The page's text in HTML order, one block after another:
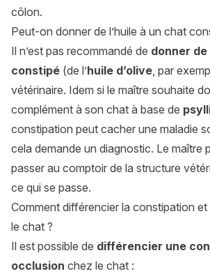
côlon.
Peut-on donner de l’huile à un chat
Il n’est pas recommandé de donner de
constipé (de l’huile d’olive, par
vétérinaire. Idem si le maître souhaite
complément à son chat à base de
constipation peut cacher une maladie
cela demande un diagnostic. Le maître
passer au comptoir de la structure
ce qui se passe.
Comment différencier la constipation et
le chat ?
Il est possible de différencier une
occlusion chez le chat :